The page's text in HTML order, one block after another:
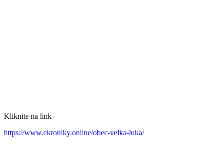
Kliknite na link
https://www.ekroniky.online/obec-velka-luka/